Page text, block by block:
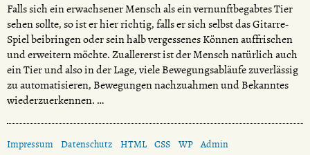
Falls sich ein erwachsener Mensch als ein vernunftbegabtes Tier
sehen sollte, so ist er hier richtig, falls er sich selbst das Gitarre-
Spiel beibringen oder sein halb vergessenes Können auffrischen
und erweitern möchte. Zuallererst ist der Mensch natürlich auch
ein Tier und also in der Lage, viele Bewegungsabläufe zuverlässig
zu automatisieren, Bewegungen nachzuahmen und Bekanntes
wiederzuerkennen. …
Impressum Datenschutz HTML CSS WP Admin